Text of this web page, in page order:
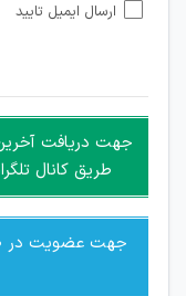
امکان تأیید نظرات
هرگونه تحریک،
غیر مجاز می باشد.
امکان هماهنگی
جمعی و چه فردی
ارسال ایمیل تایید
جهت دریافت
طریق کانال
جهت عضویت در